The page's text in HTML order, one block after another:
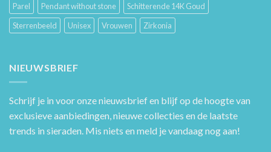
Parel
Pendant without stone
Schitterende 14K Goud
Sterrenbeeld
Unisex Vrouwen Zirkonia
NIEUWSBRIEF
Schrijf je in voor onze nieuwsbrief en blijf op de hoogte van
exclusieve aanbiedingen, nieuwe collecties en de laatste
trends in sieraden. Mis niets en meld je vandaag nog aan!